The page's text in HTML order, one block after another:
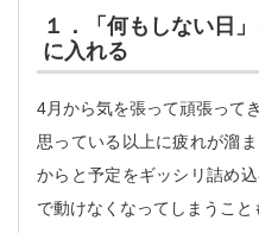
１．「何もしない日
に入れる
4月から気を張って頑張って
思っている以上に疲れが溜
からと予定をギッシリ詰め
で動けなくなってしまうこと